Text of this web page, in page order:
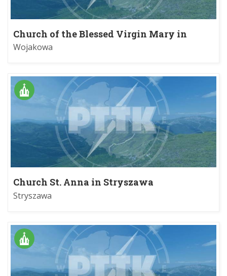
Church of the Blessed Virgin Mary in
Wojakowa
Wojakowa
Church St. Anna in Stryszawa
Stryszawa